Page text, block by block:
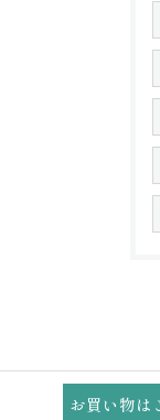
お買い物は